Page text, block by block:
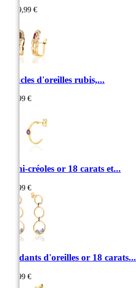
1 999,99 €
Boucles d'oreilles rubis,...
699,99 €
Demi-créoles or 18 carats et...
399,99 €
Pendants d'oreilles or 18 carats...
569,99 €